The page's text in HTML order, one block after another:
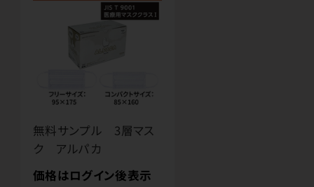
無料サンプル 3層マス
ク アルパカ
価格はログイン後表示